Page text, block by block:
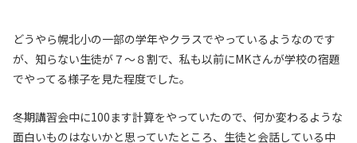
どうやら幌北小の一部の学年やクラスでやっているようなのです
が、知らない生徒が７〜８割で、私も以前にMKさんが学校の宿題
でやってる様子を見た程度でした。
冬期講習会中に100ます計算をやっていたので、何か変わるような
面白いものはないかと思っていたところ、生徒と会話している中